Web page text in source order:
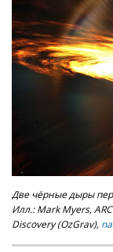
Две чёрные дыры
Илл.: Mark Myers,
Discovery (OzGrav),